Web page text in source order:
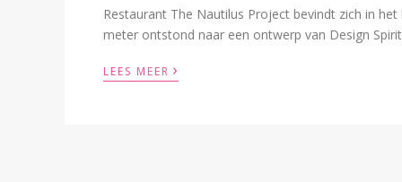
Restaurant The Nautilus Project bevindt zich in
meter ontstond naar een ontwerp van Design
LEES MEER ›